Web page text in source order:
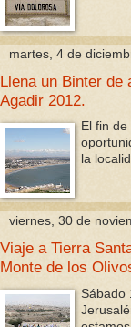
martes, 4 de
Llena un Binter de
Agadir 2012.
El fin
la
viernes, 30 de
Viaje a Tierra
Monte de los
Sábado